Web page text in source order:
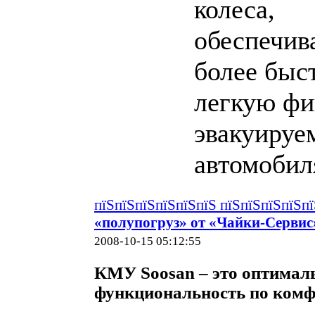
колеса,
более
легкую
пїЅпїЅпїЅпїЅпїЅпїЅ
«полупогруз» от «Чайки-
2008-10-15 05:12:55
КМУ Soosan – это
функциональность по